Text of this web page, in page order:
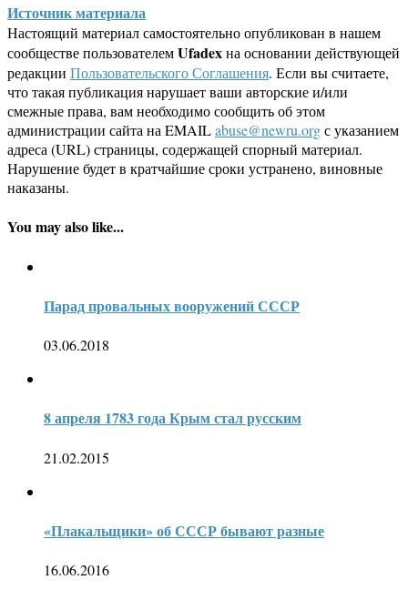
Источник материала
Настоящий материал самостоятельно опубликован в нашем
сообществе пользователемUfadexна основании действующей
редакции Пользовательского Соглашения. Если вы считаете,
что такая публикация нарушает ваши авторские и/или
смежные права, вам необходимо сообщить об этом
администрации сайта на EMAILabuse@newru.orgс указанием
адреса (URL) страницы, содержащей спорный материал.
Нарушение будет в кратчайшие сроки устранено, виновные
наказаны.
You may also like...
Парад провальных вооружений СССР
03.06.2018
8 апреля 1783 года Крым стал русским
21.02.2015
«Плакальщики» об СССР бывают разные
16.06.2016